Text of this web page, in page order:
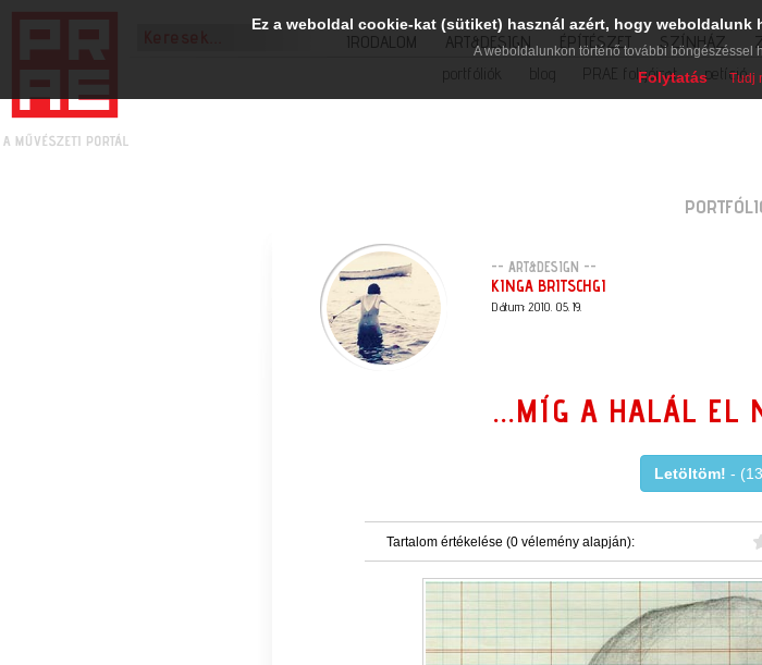
IRODALOM ART&DESIGN ÉPÍTÉSZET SZÍNHÁZ
portfóliók
PRAE folyóirat petíció
-- ART&DESIGN --
KINGA BRITSCHGI
Dátum: 2010. 05. 19.
...MÍG A HALÁL EL
Letöltöm! -
Tartalom értékelése (0 vélemény alapján):
Ez a weboldal cookie-kat (sütiket) használ azért, hogy
A weboldalunkon történő további böngészéssel
Folytatás Tudj